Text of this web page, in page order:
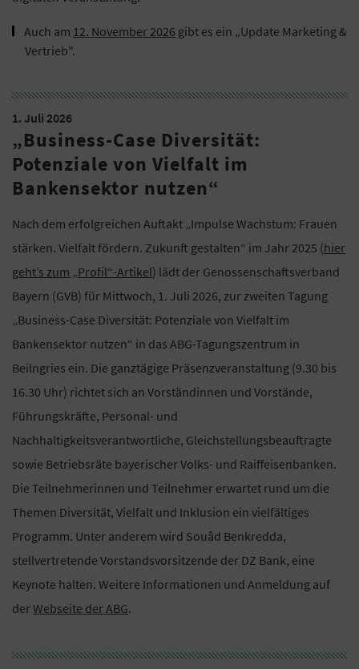
Auch am 12. November 2026 gibt es ein „Update Marketing &
Vertrieb".
1. Juli 2026
„Business-Case Diversität:
Potenziale von Vielfalt im
Bankensektor nutzen“
Nach dem erfolgreichen Auftakt „Impulse Wachstum: Frauen
stärken. Vielfalt fördern. Zukunft gestalten“ im Jahr 2025 (hier
geht’s zum „Profil“-Artikel) lädt der Genossenschaftsverband
Bayern (GVB) für Mittwoch, 1. Juli 2026, zur zweiten Tagung
„Business-Case Diversität: Potenziale von Vielfalt im
Bankensektor nutzen“ in das ABG-Tagungszentrum in
Beilngries ein. Die ganztägige Präsenzveranstaltung (9.30 bis
16.30 Uhr) richtet sich an Vorständinnen und Vorstände,
Führungskräfte, Personal- und
Nachhaltigkeitsverantwortliche, Gleichstellungsbeauftragte
sowie Betriebsräte bayerischer Volks- und Raiffeisenbanken.
Die Teilnehmerinnen und Teilnehmer erwartet rund um die
Themen Diversität, Vielfalt und Inklusion ein vielfältiges
Programm. Unter anderem wird Souâd Benkredda,
stellvertretende Vorstandsvorsitzende der DZ Bank, eine
Keynote halten. Weitere Informationen und Anmeldung auf
derWebseite der ABG.